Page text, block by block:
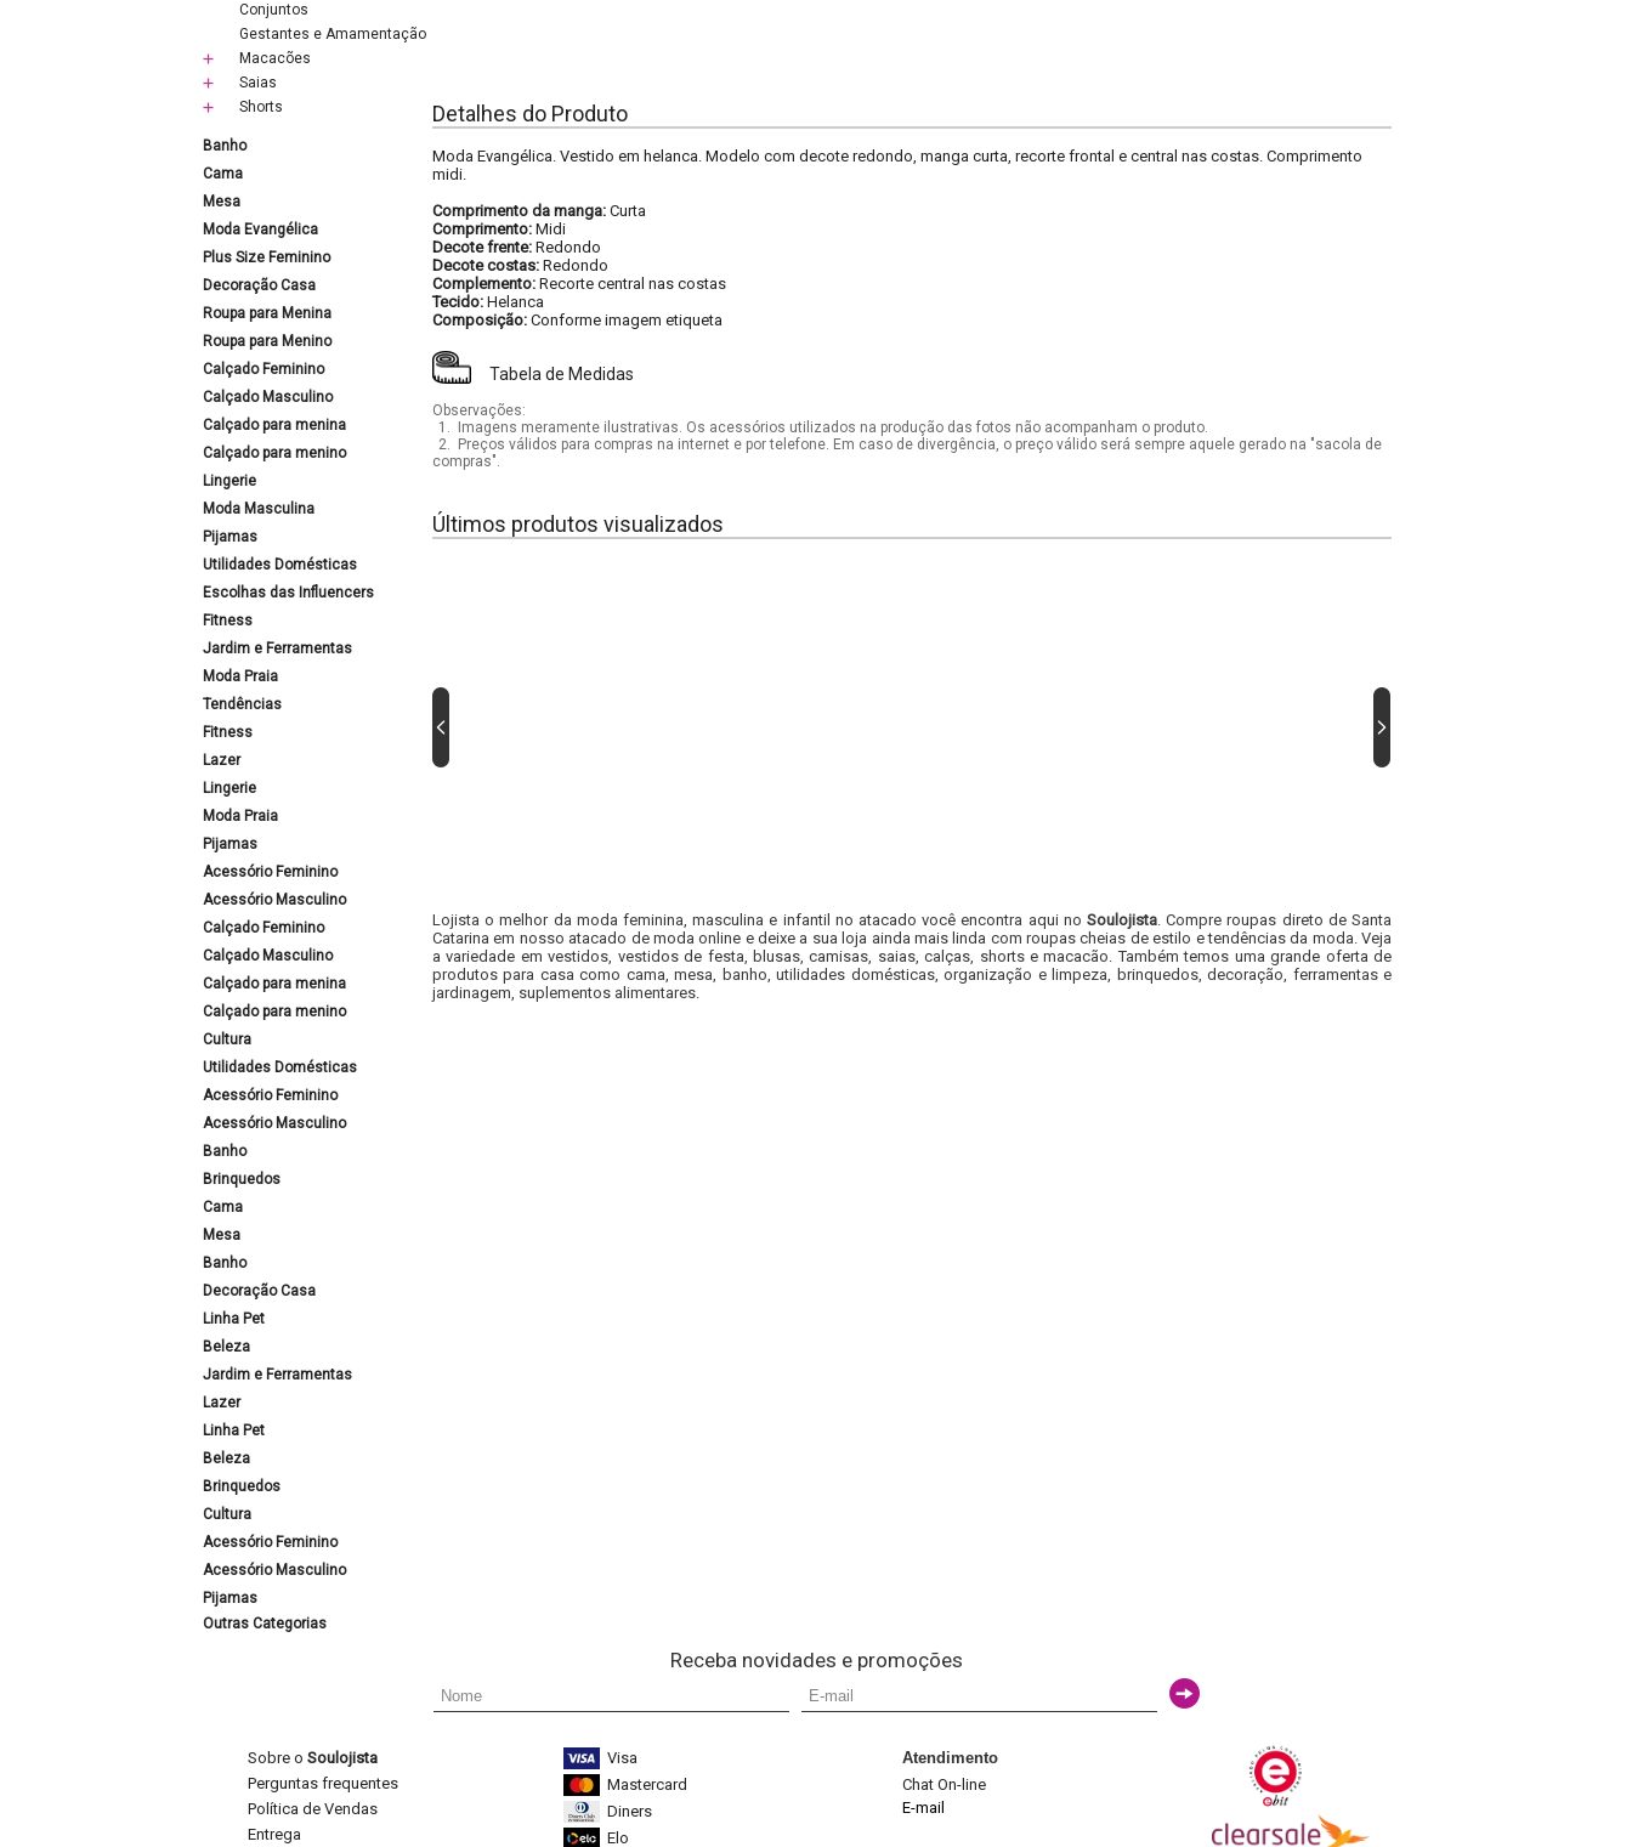
Conjuntos
Gestantes e Amamentação
Macacões
Saias
Shorts
Banho
Cama
Mesa
Moda Evangélica
Plus Size Feminino
Decoração Casa
Roupa para Menina
Roupa para Menino
Calçado Feminino
Calçado Masculino
Calçado para menina
Calçado para menino
Lingerie
Moda Masculina
Pijamas
Utilidades Domésticas
Escolhas das Influencers
Fitness
Jardim e Ferramentas
Moda Praia
Tendências
Fitness
Lazer
Lingerie
Moda Praia
Pijamas
Acessório Feminino
Acessório Masculino
Calçado Feminino
Calçado Masculino
Calçado para menina
Calçado para menino
Cultura
Utilidades Domésticas
Acessório Feminino
Acessório Masculino
Banho
Brinquedos
Cama
Mesa
Banho
Decoração Casa
Linha Pet
Beleza
Jardim e Ferramentas
Lazer
Linha Pet
Beleza
Brinquedos
Cultura
Acessório Feminino
Acessório Masculino
Pijamas
Outras Categorias
Detalhes do Produto
Moda Evangélica. Vestido em helanca. Modelo com decote redondo, manga curta, recorte frontal e central nas costas. Comprimento
midi.
Comprimento da manga: Curta
Comprimento: Midi
Decote frente: Redondo
Decote costas: Redondo
Complemento: Recorte central nas costas
Tecido: Helanca
Composição: Conforme imagem etiqueta
Tabela de Medidas
Observações:
1.
Imagens meramente ilustrativas. Os acessórios utilizados na produção das fotos não acompanham o produto.
2.
Preços válidos para compras na internet e por telefone. Em caso de divergência, o preço válido será sempre aquele gerado na "sacola de
compras".
Últimos produtos visualizados
Lojista o melhor da moda feminina, masculina e infantil no atacado você encontra aqui no Soulojista. Compre roupas direto de Santa
Catarina em nosso atacado de moda online e deixe a sua loja ainda mais linda com roupas cheias de estilo e tendências da moda. Veja
a variedade em vestidos, vestidos de festa, blusas, camisas, saias, calças, shorts e macacão. Também temos uma grande oferta de
produtos para casa como cama, mesa, banho, utilidades domésticas, organização e limpeza, brinquedos, decoração, ferramentas e
jardinagem, suplementos alimentares.
Receba novidades e promoções
Sobre o Soulojista
Perguntas frequentes
Política de Vendas
Entrega
Visa
Mastercard
Diners
Elo
Atendimento
Chat On-line
E-mail